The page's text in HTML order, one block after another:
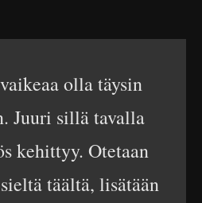
olla täysin
Juuri sillä tavalla
kehittyy. Otetaan
täältä, lisätään